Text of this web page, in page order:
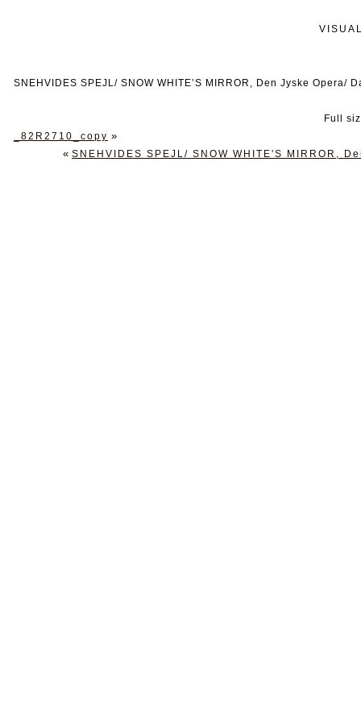
SNEHVIDES SPEJL/ SNOW WHITE’S MIRROR, Den Jyske
Full
_82R2710_copy »
« SNEHVIDES SPEJL/ SNOW WHITE'S MIRROR,